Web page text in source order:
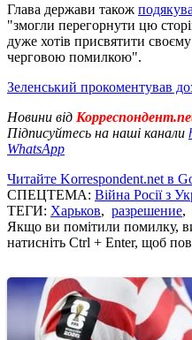
Глава держави також
"змогли перегорнути цю
дуже хотів присвятити своєму
черговою помилкою".
Зеленський прокоментував
Новини від
Підписуйтесь на наші канали
WhatsApp
Читайте Korrespondent.net в
СПЕЦТЕМА: Війна Росії з
ТЕГИ: Харьков, разрешение,
Якщо ви помітили помилку,
натисніть Ctrl + Enter, щоб